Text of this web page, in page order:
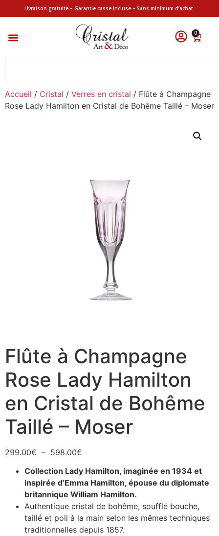
Livraison gratuite – Garantie casse incluse – Sans minimum d’achat.
0
Accueil / Cristal / Verres en cristal / Flûte à Champagne
Rose Lady Hamilton en Cristal de Bohême Taillé – Moser
Flûte à Champagne
Rose Lady Hamilton
en Cristal de Bohême
Taillé – Moser
299.00€ – 598.00€
Collection Lady Hamilton, imaginée en 1934 et
inspirée d’Emma Hamilton, épouse du diplomate
britannique William Hamilton.
Authentique cristal de bohême, soufflé bouche,
taillé et poli à la main selon les mêmes techniques
traditionnelles depuis 1857.